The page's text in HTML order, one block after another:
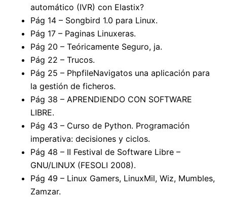
automático (IVR) con Elastix?
Pág 14 – Songbird 1.0 para Linux.
Pág 17 – Paginas Linuxeras.
Pág 20 – Teóricamente Seguro, ja.
Pág 22 – Trucos.
Pág 25 – PhpfileNavigatos una aplicación para
la gestión de ficheros.
Pág 38 – APRENDIENDO CON SOFTWARE
LIBRE.
Pág 43 – Curso de Python. Programación
imperativa: decisiones y ciclos.
Pág 48 – II Festival de Software Libre –
GNU/LINUX (FESOLI 2008).
Pág 49 – Linux Gamers, LinuxMil, Wiz, Mumbles,
Zamzar.